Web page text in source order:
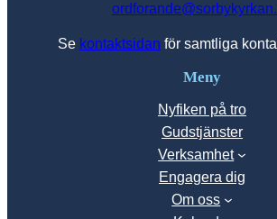
Se kontaktsidan för samtliga
Meny
Nyfiken på tro
Gudstjänster
Verksamhet
Engagera dig
Om oss